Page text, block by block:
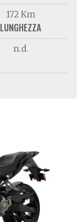
172 Km
LUNGHEZZA
n.d.